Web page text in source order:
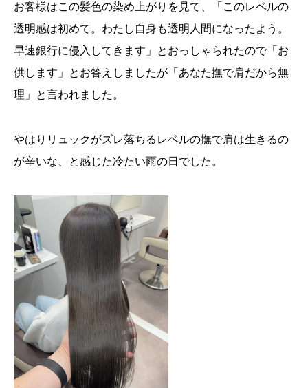
お客様はこの髪色の染め上がりを見て、「このレベルの
透明感は初めて。わたし自身も透明人間になったよう。
早速銀行に侵入してきます」とおっしゃられたので「お
供します」とお答えしましたが「あなた撫で肩だから無
理」と言われました。
やはりリュックがズレ落ちるレベルの撫で肩は生きるの
が辛いな、と感じた冷たい雨の日でした。